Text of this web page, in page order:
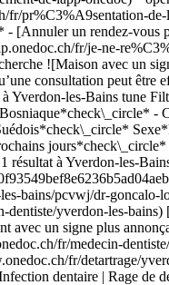
fr/pr%C3%A9sentation-